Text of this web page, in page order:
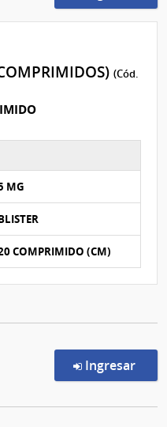
(Cód.
MG
COMPRIMIDO (CM)
Ingresar